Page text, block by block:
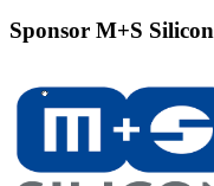
Sponsor M+S Silicon